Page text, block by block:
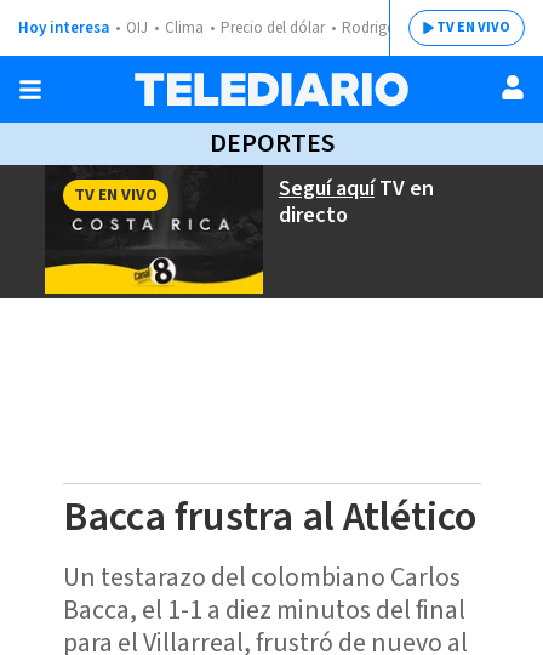
Hoy interesa OIJ Clima Precio del dólar Rodrigo ChavesTV EN VIVO
DEPORTES
Seguí aquíTV en
directo
TV EN VIVO
Bacca frustra al Atlético
Un testarazo del colombiano Carlos
Bacca, el 1-1 a diez minutos del final
para el Villarreal, frustró de nuevo al